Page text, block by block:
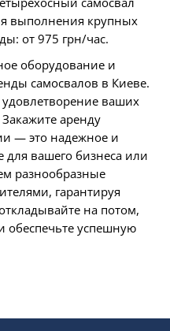
выполнения крупных
от 975 грн/час.
оборудование и
самосвалов в Киеве.
ваших
Закажите аренду
— это надежное и
вашего бизнеса или
разнообразные
гарантируя
на потом,
обеспечьте успешную